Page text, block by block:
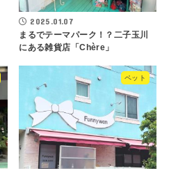
2025.01.07
まるでテーマパーク！？二子玉川
にある雑貨店「Chère」
ペット